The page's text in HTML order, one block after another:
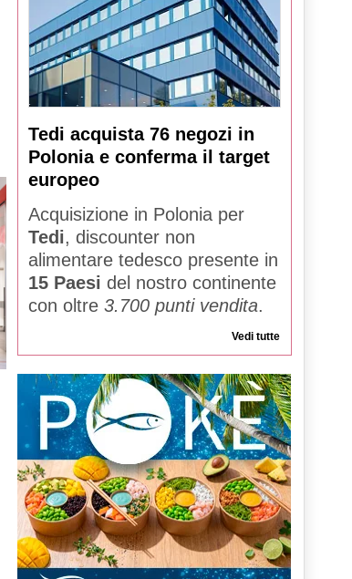
Tedi acquista 76 negozi in
Polonia e conferma il target
europeo
Acquisizione in Polonia per
Tedi, discounter non
alimentare tedesco presente in
15 Paesi del nostro continente
con oltre 3.700 punti vendita.
Vedi tutte